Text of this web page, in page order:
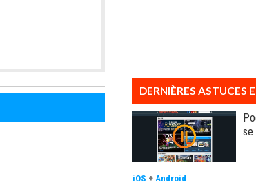
DERNIÈRES ASTUCES
se
iOS + Android